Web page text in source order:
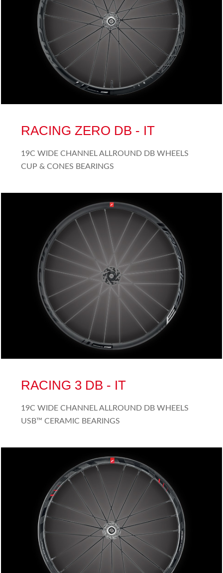
RACING ZERO DB - IT
19C WIDE CHANNEL ALLROUND DB WHEELS
CUP & CONES BEARINGS
RACING 3 DB - IT
19C WIDE CHANNEL ALLROUND DB WHEELS
USB™ CERAMIC BEARINGS